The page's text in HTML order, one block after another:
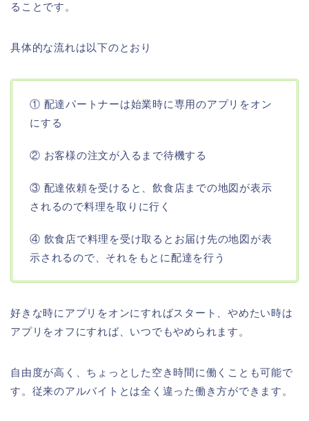
ることです。
具体的な流れは以下のとおり
① 配達パートナーは始業時に専用のアプリをオン
にする
② お客様の注文が入るまで待機する
③ 配達依頼を受けると、飲食店までの地図が表示
されるので料理を取りに行く
④ 飲食店で料理を受け取るとお届け先の地図が表
示されるので、それをもとに配達を行う
好きな時にアプリをオンにすればスタート、やめたい時は
アプリをオフにすれば、いつでもやめられます。
自由度が高く、ちょっとした空き時間に働くことも可能で
す。従来のアルバイトとは全く違った働き方ができます。